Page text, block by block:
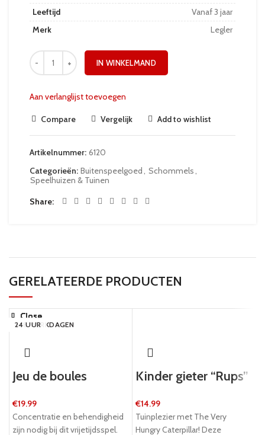
Leeftijd
Vanaf 3 jaar
Merk
Legler
IN WINKELMAND
Aan verlanglijst toevoegen
Compare Vergelijk Add to wishlist
Artikelnummer: 6120
Categorieën: Buitenspeelgoed Schommels
Speelhuizen & Tuinen
Share
GERELATEERDE PRODUCTEN
5-8 WERKDAGEN
Close
Jeu de boules
€19.99
Concentratie en behendigheid
zijn nodig bij dit vrijetijdsspel.
5-8 WERKDAGEN
Close
Kinder gieter “Rups”
€14.99
Tuinplezier met The Very
Hungry Caterpillar! Deze
5-8 WERKDAGEN
Close
24 UUR
Close
24 UUR
Close
24 UUR
Close
5-8 WERKDAGEN
Close
24 UUR
Close